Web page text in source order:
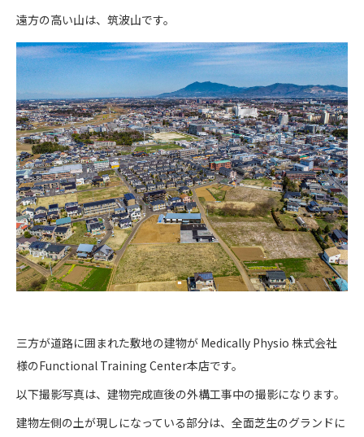
遠方の高い山は、筑波山です。
三方が道路に囲まれた敷地の建物が Medically Physio 株式会社
様のFunctional Training Center本店です。
以下撮影写真は、建物完成直後の外構工事中の撮影になります。
建物左側の土が現しになっている部分は、全面芝生のグランドに